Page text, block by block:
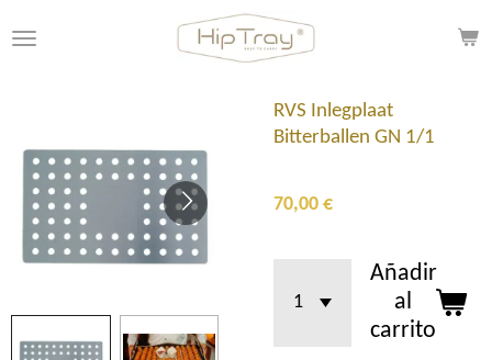
al
RVS Inlegplaat
Bitterballen GN 1/1
70,00 €
Añadir
al
carrito